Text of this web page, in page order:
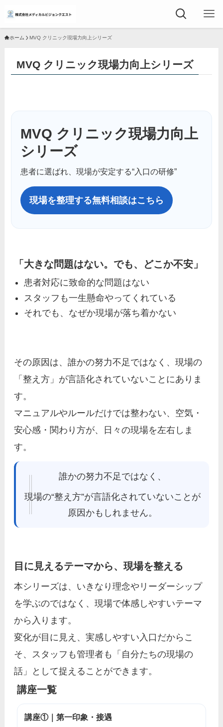
ホーム MVQ クリニック現場力向上シリーズ
MVQ クリニック現場力向上シリーズ
MVQ クリニック現場力向上
シリーズ
患者に選ばれ、現場が安定する“入口の研修”
現場を整理する無料相談はこちら
「大きな問題はない。でも、どこか不安」
患者対応に致命的な問題はない
スタッフも一生懸命やってくれている
それでも、なぜか現場が落ち着かない
その原因は、誰かの努力不足ではなく、現場の
「整え方」が言語化されていないことにありま
す。
マニュアルやルールだけでは整わない、空気・
安心感・関わり方が、日々の現場を左右しま
す。
誰かの努力不足ではなく、
現場の“整え方”が言語化されていないことが
原因かもしれません。
目に見えるテーマから、現場を整える
本シリーズは、いきなり理念やリーダーシップ
を学ぶのではなく、現場で体感しやすいテーマ
から入ります。
変化が目に見え、実感しやすい入口だからこ
そ、スタッフも管理者も「自分たちの現場の
話」として捉えることができます。
講座一覧
講座①｜第一印象・接遇